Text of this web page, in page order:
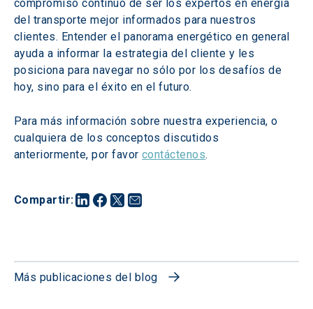
Compartir:
compromiso continuo de ser los expertos en energía
del transporte mejor informados para nuestros
clientes. Entender el panorama energético en general
ayuda a informar la estrategia del cliente y les
posiciona para navegar no sólo por los desafíos de
hoy, sino para el éxito en el futuro.
Para más información sobre nuestra experiencia, o
cualquiera de los conceptos discutidos
anteriormente, por favor contáctenos.
Más publicaciones del blog